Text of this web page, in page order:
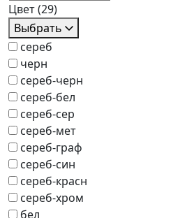
Цвет(29)
Выбрать
сереб
черн
сереб-черн
сереб-бел
сереб-сер
сереб-мет
сереб-граф
сереб-син
сереб-красн
сереб-хром
бел